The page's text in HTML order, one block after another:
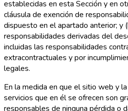
establecidas en esta Sección y en
cláusula de exención de
dispuesto en el apartado anterior; y
responsabilidades derivadas del
incluidas las responsabilidades
extracontractuales y por
legales.
En la medida en que el sitio web y
servicios que en él se ofrecen son
responsables de ninguna pérdida o